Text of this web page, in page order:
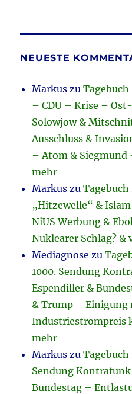
NEUESTE
Markus zu
– CDU – Krise –
Solowjow &
Ausschluss &
– Atom & Siegmund
mehr
Markus zu
„Hitzewelle“ &
NiUS Werbung &
Nuklearer Schlag? &
Mediagnose zu
1000. Sendung
Espendiller &
& Trump – Einigung
Industriestrompreis
mehr
Markus zuTagebuch
Sendung
Bundestag –